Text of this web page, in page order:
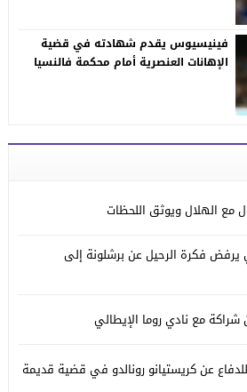
فينيسيوس يقدم شهادته في قضية
الإهانات العنصرية أمام محكمة فالنسيا
مع الهلال ويوثق اللحظات
يرفض فكرة الرحيل عن برشلونة إلى
مع نادي روما الإيطالي
عن كريستيانو رونالدو في قضية قديمة